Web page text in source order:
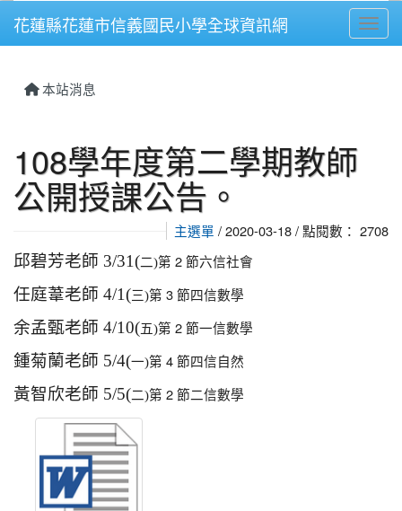
⏸
花蓮縣花蓮市信義國民小學全球資訊網
本站消息
108學年度第二學期教師
公開授課公告。
主選單 / 2020-03-18 / 點閱數： 2708
邱碧芳老師 3/31(二)第 2 節六信社會
任庭葦老師 4/1(三)第 3 節四信數學
余孟甄老師 4/10(五)第 2 節一信數學
鍾菊蘭老師 5/4(一)第 4 節四信自然
黃智欣老師 5/5(二)第 2 節二信數學